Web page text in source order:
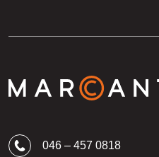
046 – 457 0818